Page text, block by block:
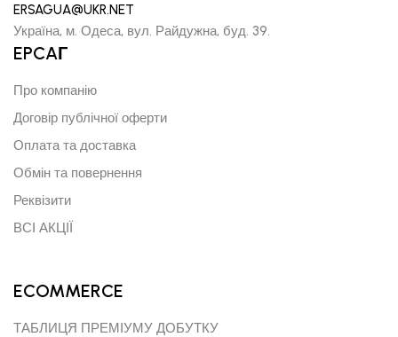
ERSAGUA@UKR.NET
Україна, м. Одеса, вул. Райдужна, буд. 39.
EPCAГ
Про компанію
Договір публічної оферти
Оплата та доставка
Обмін та повернення
Реквізити
ВСІ АКЦІЇ
ECOMMERCE
ТАБЛИЦЯ ПРЕМІУМУ ДОБУТКУ